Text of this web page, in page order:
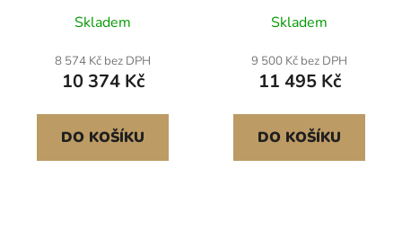
terasu, zatahovací
sluneční clona, ​​venkovní
dveře, okno,
voděodolný
polyesterový slunečník
s klikou na terasu,
balkon, dvůr, šedá
Skladem
8 574 Kč bez DPH
10 374 Kč
DO KOŠÍKU
terasu, zatahovací
sluneční clona,
voděodolný
polyesterový slunečník
na terasu, dveře, okna,
markýza s klikou na
zahradu, balkon
Skladem
9 500 Kč bez DPH
11 495 Kč
DO KOŠÍKU